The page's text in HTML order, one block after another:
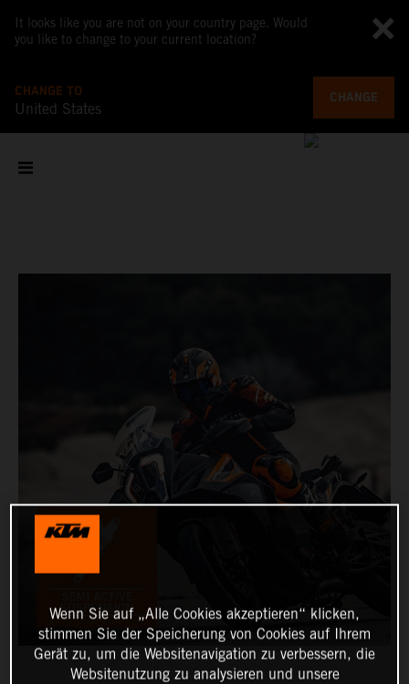
It looks like you are not on your country page. Would
you like to change to your current location?
CHANGE TO
United States
CHANGE
Wenn Sie auf „Alle Cookies akzeptieren“ klicken,
stimmen Sie der Speicherung von Cookies auf Ihrem
Gerät zu, um die Websitenavigation zu verbessern, die
Websitenutzung zu analysieren und unsere